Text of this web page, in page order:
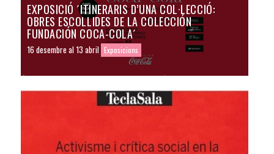
EXPOSICIÓ ´ITINERARIS D’UNA COL·LECCIÓ:
OBRES ESCOLLIDES DE LA COLECCIÓN
FUNDACIÓN COCA-COLA´
16 desembre al 13 abril Exposicions